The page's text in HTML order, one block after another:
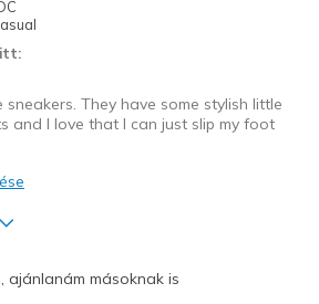
Feels true to size
Shoes are for Wearing
itt:
sneakers. They have some stylish little
and I love that I can just slip my foot
ajánlanám másoknak is